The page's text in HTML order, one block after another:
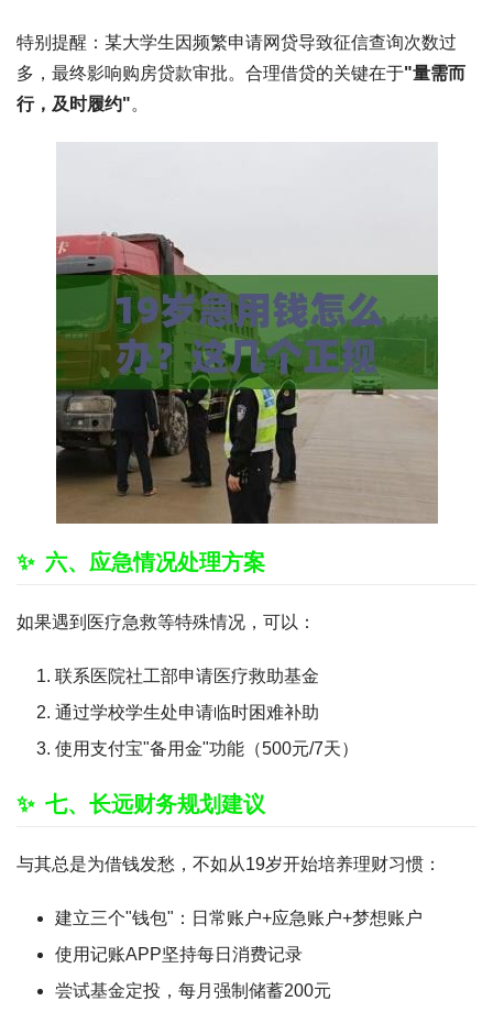
特别提醒：某大学生因频繁申请网贷导致征信查询次数过
多，最终影响购房贷款审批。合理借贷的关键在于"量需而
行，及时履约"。
六、应急情况处理方案
如果遇到医疗急救等特殊情况，可以：
联系医院社工部申请医疗救助基金
通过学校学生处申请临时困难补助
使用支付宝"备用金"功能（500元/7天）
七、长远财务规划建议
与其总是为借钱发愁，不如从19岁开始培养理财习惯：
建立三个"钱包"：日常账户+应急账户+梦想账户
使用记账APP坚持每日消费记录
尝试基金定投，每月强制储蓄200元